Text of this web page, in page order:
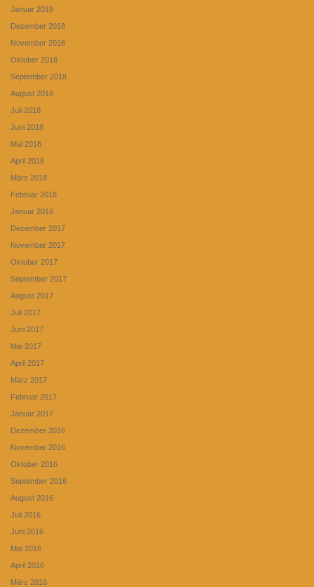
Januar 2019
Dezember 2018
November 2018
Oktober 2018
September 2018
August 2018
Juli 2018
Juni 2018
Mai 2018
April 2018
März 2018
Februar 2018
Januar 2018
Dezember 2017
November 2017
Oktober 2017
September 2017
August 2017
Juli 2017
Juni 2017
Mai 2017
April 2017
März 2017
Februar 2017
Januar 2017
Dezember 2016
November 2016
Oktober 2016
September 2016
August 2016
Juli 2016
Juni 2016
Mai 2016
April 2016
März 2016